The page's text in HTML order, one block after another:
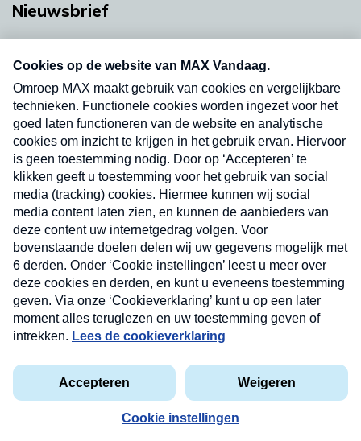
Nieuwsbrief
nieuwsbrief. Elke vrijdag- en dinsdagochtend in
uw mailbox.
Verzend
Privacyverklaring
Cookieverklaring
Kwetsbaarheid melden
Copyright © 2026 MAX Vandaag - Omroep MAX
Nieuwsbrief
Neem hier een gratis abonnement op onze
nieuwsbrief. Elke vrijdag- en dinsdagochtend in uw